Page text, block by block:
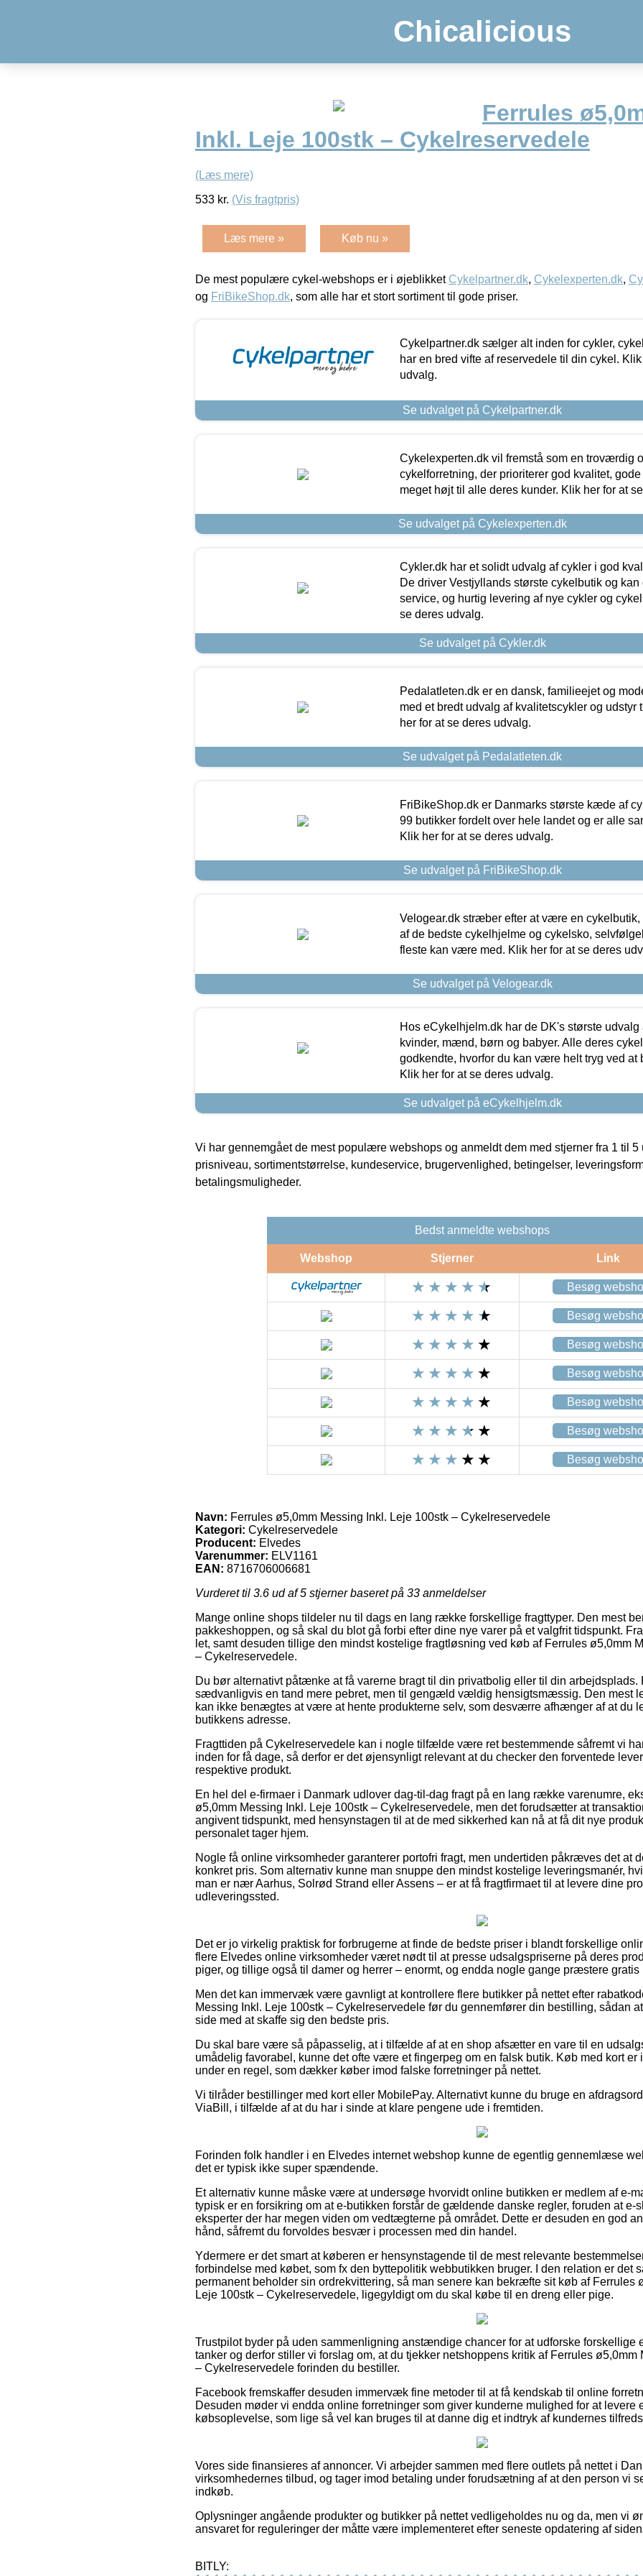
Chicalicious
Ferrules
Inkl. Leje 100stk – Cykelreservedele
(Læs mere)
533 kr. (Vis fragtpris)
Læs mere » Køb nu »
De mest populære cykel-webshops er i øjeblikket Cykelpartner.dk, Cykelexperten.dk,
og FriBikeShop.dk, som alle har et stort sortiment til gode priser.
Cykelpartner.dk sælger alt inden for cykler,
har en bred vifte af reservedele til din cykel.
udvalg.
Se udvalget på Cykelpartner.dk
Cykelexperten.dk vil fremstå som en troværdig
cykelforretning, der prioriterer god kvalitet,
meget højt til alle deres kunder. Klik her for at
Se udvalget på Cykelexperten.dk
Cykler.dk har et solidt udvalg af cykler i god
De driver Vestjyllands største cykelbutik og kan
service, og hurtig levering af nye cykler og
se deres udvalg.
Se udvalget på Cykler.dk
Pedalatleten.dk er en dansk, familieejet og
med et bredt udvalg af kvalitetscykler og udstyr
her for at se deres udvalg.
Se udvalget på Pedalatleten.dk
FriBikeShop.dk er Danmarks største kæde af
99 butikker fordelt over hele landet og er alle
Klik her for at se deres udvalg.
Se udvalget på FriBikeShop.dk
Velogear.dk stræber efter at være en cykelbutik,
af de bedste cykelhjelme og cykelsko,
fleste kan være med. Klik her for at se deres
Se udvalget på Velogear.dk
Hos eCykelhjelm.dk har de DK's største udvalg
kvinder, mænd, børn og babyer. Alle deres
godkendte, hvorfor du kan være helt tryg ved at
Klik her for at se deres udvalg.
Se udvalget på eCykelhjelm.dk
Vi har gennemgået de mest populære webshops og anmeldt dem med stjerner fra 1 til 5
prisniveau, sortimentstørrelse, kundeservice, brugervenlighed, betingelser,
betalingsmuligheder.
Bedst anmeldte webshops
Webshop Stjerner Link
Besøg
Besøg
Besøg
Besøg
Besøg
Besøg
Besøg
Navn: Ferrules ø5,0mm Messing Inkl. Leje 100stk – Cykelreservedele
Kategori: Cykelreservedele
Producent: Elvedes
Varenummer: ELV1161
EAN: 8716706006681
Vurderet til 3.6 ud af 5 stjerner baseret på 33 anmeldelser
Mange online shops tildeler nu til dags en lang række forskellige fragttyper. Den mest
pakkeshoppen, og så skal du blot gå forbi efter dine nye varer på et valgfrit tidspunkt.
let, samt desuden tillige den mindst kostelige fragtløsning ved køb af Ferrules ø5,0mm
– Cykelreservedele.
Du bør alternativt påtænke at få varerne bragt til din privatbolig eller til din arbejdsplads.
sædvanligvis en tand mere pebret, men til gengæld vældig hensigtsmæssig. Den mest
kan ikke benægtes at være at hente produkterne selv, som desværre afhænger af at du
butikkens adresse.
Fragttiden på Cykelreservedele kan i nogle tilfælde være ret bestemmende såfremt vi
inden for få dage, så derfor er det øjensynligt relevant at du checker den forventede
respektive produkt.
En hel del e-firmaer i Danmark udlover dag-til-dag fragt på en lang række varenumre,
ø5,0mm Messing Inkl. Leje 100stk – Cykelreservedele, men det forudsætter at
angivent tidspunkt, med hensynstagen til at de med sikkerhed kan nå at få dit nye
personalet tager hjem.
Nogle få online virksomheder garanterer portofri fragt, men undertiden påkræves det at
konkret pris. Som alternativ kunne man snuppe den mindst kostelige leveringsmanér,
man er nær Aarhus, Solrød Strand eller Assens – er at få fragtfirmaet til at levere dine
udleveringssted.
Det er jo virkelig praktisk for forbrugerne at finde de bedste priser i blandt forskellige
flere Elvedes online virksomheder været nødt til at presse udsalgspriserne på deres
piger, og tillige også til damer og herrer – enormt, og endda nogle gange præstere gratis
Men det kan immervæk være gavnligt at kontrollere flere butikker på nettet efter
Messing Inkl. Leje 100stk – Cykelreservedele før du gennemfører din bestilling, sådan
side med at skaffe sig den bedste pris.
Du skal bare være så påpasselig, at i tilfælde af at en shop afsætter en vare til en
umådelig favorabel, kunne det ofte være et fingerpeg om en falsk butik. Køb med kort
under en regel, som dækker køber imod falske forretninger på nettet.
Vi tilråder bestillinger med kort eller MobilePay. Alternativt kunne du bruge en
ViaBill, i tilfælde af at du har i sinde at klare pengene ude i fremtiden.
Forinden folk handler i en Elvedes internet webshop kunne de egentlig gennemlæse
det er typisk ikke super spændende.
Et alternativ kunne måske være at undersøge hvorvidt online butikken er medlem af e-
typisk er en forsikring om at e-butikken forstår de gældende danske regler, foruden at e-
eksperter der har megen viden om vedtægterne på området. Dette er desuden en god
hånd, såfremt du forvoldes besvær i processen med din handel.
Ydermere er det smart at køberen er hensynstagende til de mest relevante
forbindelse med købet, som fx den byttepolitik webbutikken bruger. I den relation er det
permanent beholder sin ordrekvittering, så man senere kan bekræfte sit køb af Ferrules
Leje 100stk – Cykelreservedele, ligegyldigt om du skal købe til en dreng eller pige.
Trustpilot byder på uden sammenligning anstændige chancer for at udforske forskellige
tanker og derfor stiller vi forslag om, at du tjekker netshoppens kritik af Ferrules ø5,0mm
– Cykelreservedele forinden du bestiller.
Facebook fremskaffer desuden immervæk fine metoder til at få kendskab til online
Desuden møder vi endda online forretninger som giver kunderne mulighed for at levere
købsoplevelse, som lige så vel kan bruges til at danne dig et indtryk af kundernes
Vores side finansieres af annoncer. Vi arbejder sammen med flere outlets på nettet i
virksomhedernes tilbud, og tager imod betaling under forudsætning af at den person vi
indkøb.
Oplysninger angående produkter og butikker på nettet vedligeholdes nu og da, men vi
ansvaret for reguleringer der måtte være implementeret efter seneste opdatering af
BITLY: